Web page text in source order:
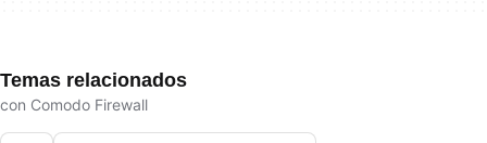
Temas relacionados
con Comodo Firewall